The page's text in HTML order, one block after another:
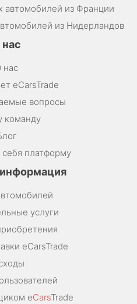
из Франции
из Нидерландов
нас
eCarsTrade
вопросы
команду
платформу
услуги
eCarsTrade
eCarsTrade